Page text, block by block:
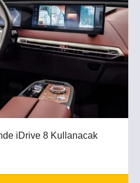
iDrive 8 Kullanacak